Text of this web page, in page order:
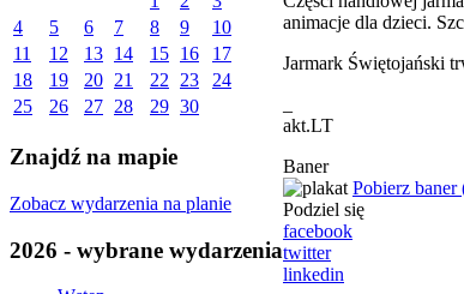
4
5 6 7 8 9
10
11
12 13 14 15 16
17
18
19 20 21 22 23
24
25
26 27 28 29 30
Znajdź na mapie
Zobacz wydarzenia na planie
2026 - wybrane wydarzenia
animacje dla dzieci.
Jarmark Świętojański
akt.LT
Baner
Pobierz
Podziel się
facebook
twitter
linkedin